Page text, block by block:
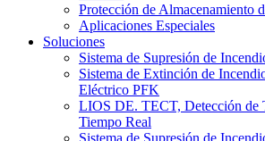
Protección de Almacenamiento
Aplicaciones Especiales
Soluciones
Sistema de Supresión de
Sistema de Extinción de
Eléctrico PFK
LIOS DE. TECT, Detección de
Tiempo Real